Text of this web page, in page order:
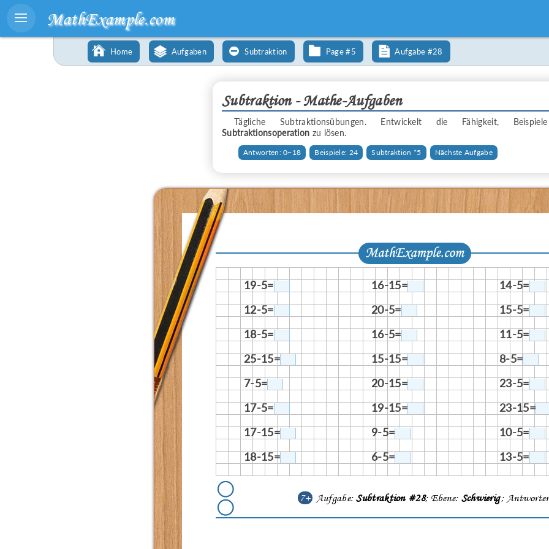
MathExample.com
Home Aufgaben Subtraktion Page #5 Aufgabe #28
Subtraktion - Mathe-Aufgaben
Tägliche Subtraktionsübungen. Entwickelt die Fähigkeit,
Subtraktionsoperation zu lösen.
Аntworten: 0~18 Beispiele: 24 Subtraktion *5 Nächste Aufgabe
19-5= 16-15=
14-5=
12-5=
20-5=
15-5=
18-5=
16-5=
11-5=
25-15=
15-15=
8-5=
7-5=
20-15=
23-5=
17-5=
19-15=
23-15=
17-15=
9-5=
10-5=
18-15=
6-5= 13-5=
7+ Aufgabe:Subtraktion #28; Ebene: Schwierig;